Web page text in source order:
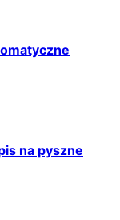
na pyszne